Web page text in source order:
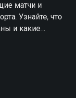
матчи и
Узнайте, что
и какие
среди